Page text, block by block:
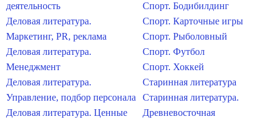
деятельность
Деловая литература.
Маркетинг, PR, реклама
Деловая литература.
Менеджмент
Деловая литература.
Управление, подбор персонала
Деловая литература. Ценные
Спорт. Бодибилдинг
Спорт. Карточные игры
Спорт. Рыболовный
Спорт. Футбол
Спорт. Хоккей
Старинная литература
Старинная литература.
Древневосточная